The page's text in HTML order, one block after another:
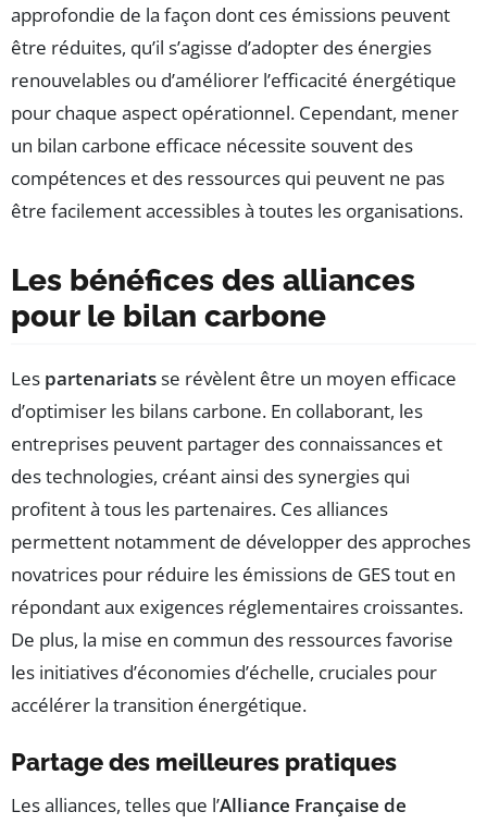
approfondie de la façon dont ces émissions peuvent
être réduites, qu’il s’agisse d’adopter des énergies
renouvelables ou d’améliorer l’efficacité énergétique
pour chaque aspect opérationnel. Cependant, mener
un bilan carbone efficace nécessite souvent des
compétences et des ressources qui peuvent ne pas
être facilement accessibles à toutes les organisations.
Les bénéfices des alliances
pour le bilan carbone
Les partenariatsse révèlent être un moyen efficace
d’optimiser les bilans carbone. En collaborant, les
entreprises peuvent partager des connaissances et
des technologies, créant ainsi des synergies qui
profitent à tous les partenaires. Ces alliances
permettent notamment de développer des approches
novatrices pour réduire les émissions de GES tout en
répondant aux exigences réglementaires croissantes.
De plus, la mise en commun des ressources favorise
les initiatives d’économies d’échelle, cruciales pour
accélérer la transition énergétique.
Partage des meilleures pratiques
Les alliances, telles que l’Alliance Française de